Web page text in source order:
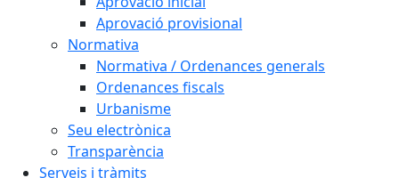
Aprovació provisional
Normativa
Normativa / Ordenances generals
Ordenances fiscals
Urbanisme
Seu electrònica
Transparència
Serveis i tràmits